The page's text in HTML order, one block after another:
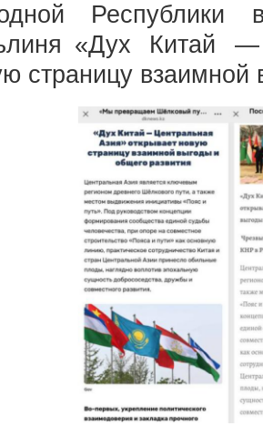
Республики
«Дух Китай —
страницу взаимной